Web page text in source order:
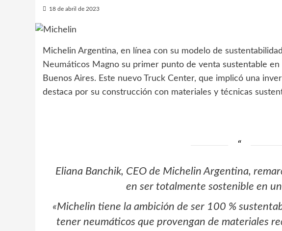
18 de abril de 2023
Michelin Argentina, en línea con su modelo de
Neumáticos Magno su primer punto de venta sustentable en
Buenos Aires. Este nuevo Truck Center, que implicó una
destaca por su construcción con materiales y técnicas
Eliana Banchik, CEO de Michelin Argentina,
en ser totalmente sostenible en
«Michelin tiene la ambición de ser 100 %
tener neumáticos que provengan de materiales